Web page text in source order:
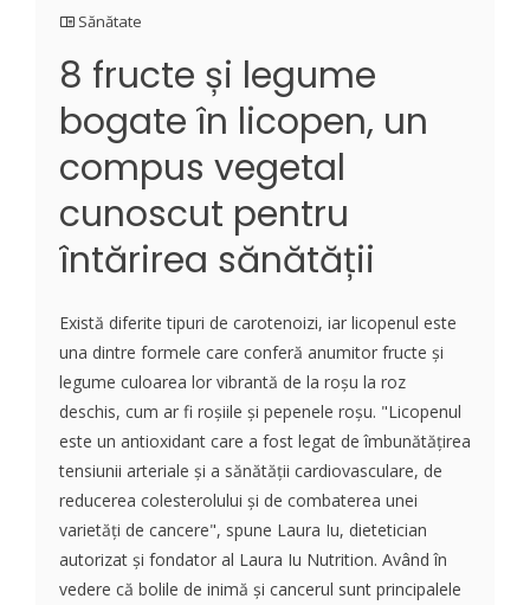
Sănătate
8 fructe și legume
bogate în licopen, un
compus vegetal
cunoscut pentru
întărirea sănătății
Există diferite tipuri de carotenoizi, iar licopenul este
una dintre formele care conferă anumitor fructe și
legume culoarea lor vibrantă de la roșu la roz
deschis, cum ar fi roșiile și pepenele roșu. "Licopenul
este un antioxidant care a fost legat de îmbunătățirea
tensiunii arteriale și a sănătății cardiovasculare, de
reducerea colesterolului și de combaterea unei
varietăți de cancere", spune Laura Iu, dietetician
autorizat și fondator al Laura Iu Nutrition. Având în
vedere că bolile de inimă și cancerul sunt principalele